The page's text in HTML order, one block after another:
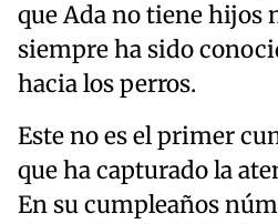
que Ada no tiene hijos
siempre ha sido
hacia los perros.
Este no es el primer
que ha capturado la
En su cumpleaños